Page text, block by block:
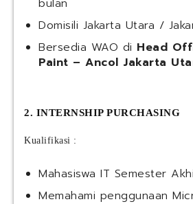
bulan
Domisili Jakarta Utara /
Bersedia WAO di Head
Paint – Ancol Jakarta
2. INTERNSHIP PURCHASING
Kualifikasi :
Mahasiswa IT Semester
Memahami penggunaan